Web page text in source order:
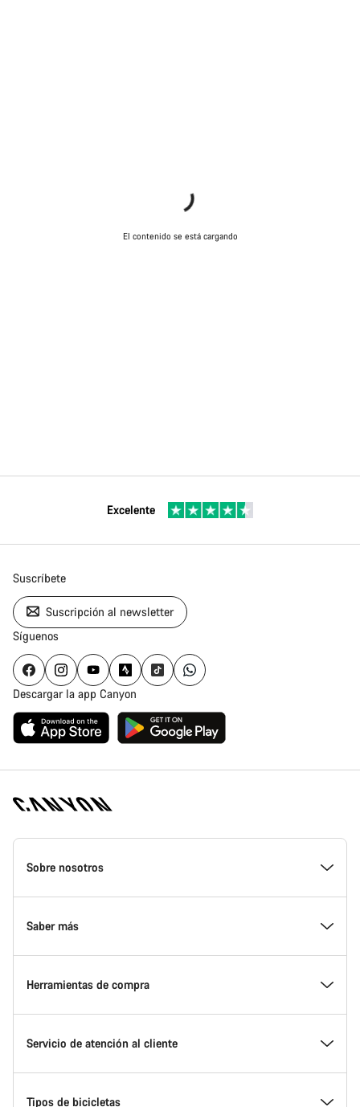
El contenido se está cargando
Excelente
Suscríbete
Suscripción al newsletter
Síguenos
Descargar la app Canyon
Canyon
Homepage
Sobre nosotros
Conoce Canyon
Innovación en Canyon
Canyon Factory Racing
Premios
Saber más
Eventos
Encuentra un punto de servicio Canyon
Equipos, deportistas y ciclistas
Herramientas de compra
Encuentra tu bicicleta
Bicicletas disponibles
Servicio de atención al cliente
Centro de ayuda
Tipos de bicicletas